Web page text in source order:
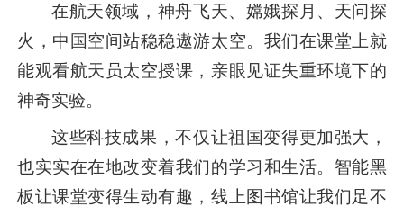
在航天领域，神舟飞天、嫦娥探月、天问探
火，中国空间站稳稳遨游太空。我们在课堂上就
能观看航天员太空授课，亲眼见证失重环境下的
神奇实验。
这些科技成果，不仅让祖国变得更加强大，
也实实在在地改变着我们的学习和生活。智能黑
板让课堂变得生动有趣，线上图书馆让我们足不